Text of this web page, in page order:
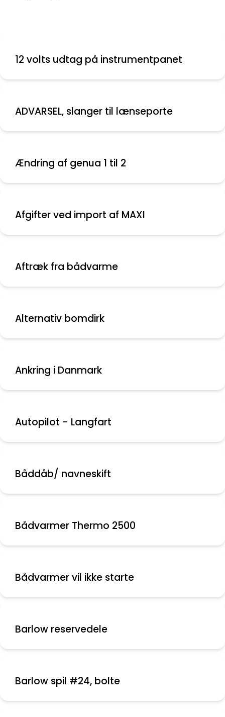
12 volts udtag på instrumentpanet
ADVARSEL, slanger til lænseporte
Ændring af genua 1 til 2
Afgifter ved import af MAXI
Aftræk fra bådvarme
Alternativ bomdirk
Ankring i Danmark
Autopilot - Langfart
Båddåb/ navneskift
Bådvarmer Thermo 2500
Bådvarmer vil ikke starte
Barlow reservedele
Barlow spil #24, bolte